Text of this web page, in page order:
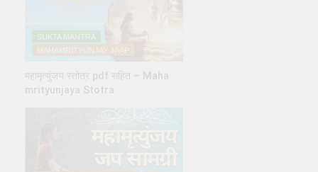
SUKTA MANTRA
MAHAMRITYUNJAY JAAP
महामृत्युंजय स्तोत्र pdf सहित – Maha
mrityunjaya Stotra